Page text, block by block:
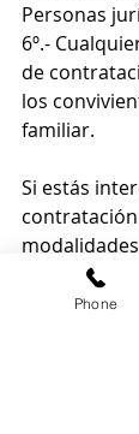
Personas
6º.-
de
los
familiar.
Si estás
el
Phone